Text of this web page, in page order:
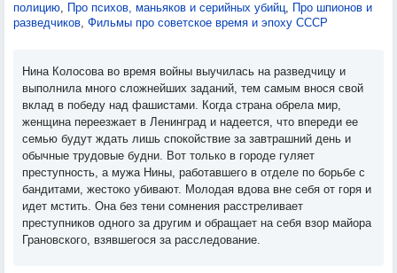
полицию, Про психов, маньяков и серийных убийц, Про шпионов и
разведчиков, Фильмы про советское время и эпоху СССР
Нина Колосова во время войны выучилась на разведчицу и
выполнила много сложнейших заданий, тем самым внося свой
вклад в победу над фашистами. Когда страна обрела мир,
женщина переезжает в Ленинград и надеется, что впереди ее
семью будут ждать лишь спокойствие за завтрашний день и
обычные трудовые будни. Вот только в городе гуляет
преступность, а мужа Нины, работавшего в отделе по борьбе с
бандитами, жестоко убивают. Молодая вдова вне себя от горя и
идет мстить. Она без тени сомнения расстреливает
преступников одного за другим и обращает на себя взор майора
Грановского, взявшегося за расследование.